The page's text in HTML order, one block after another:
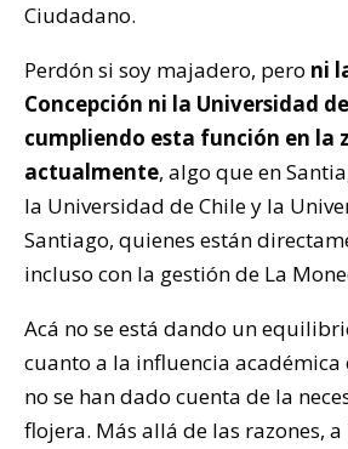
Ciudadano.
Perdón si soy majadero, pero ni
Concepción ni la Universidad
cumpliendo esta función en la
actualmente, algo que en
la Universidad de Chile y la
Santiago, quienes están
incluso con la gestión de La
Acá no se está dando un
cuanto a la influencia académica
no se han dado cuenta de la
flojera. Más allá de las razones,